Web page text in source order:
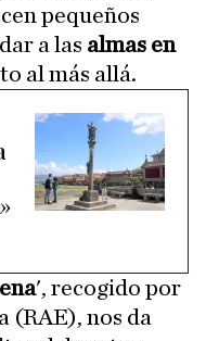
pequeños
a las almas en
al más allá.
', recogido por
(RAE), nos da